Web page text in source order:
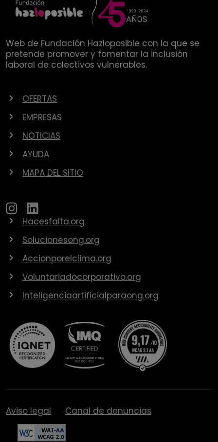
Web de Fundación Hazloposible con la que se
pretende promover y fomentar la inclusión
laboral de colectivos vulnerables.
OFERTAS
EMPRESAS
NOTICIAS
AYUDA
MAPA DEL SITIO
Hacesfalta.org
Solucionesong.org
Accionporelclima.org
Voluntariadocorporativo.org
Inteligenciaartificialparaong.org
Aviso legal Canal de denuncias